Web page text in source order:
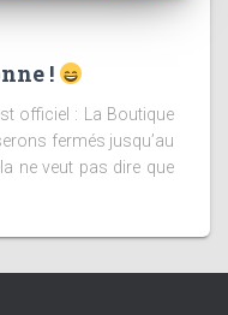
!
officiel : La Boutique
fermés jusqu’au
ne veut pas dire que